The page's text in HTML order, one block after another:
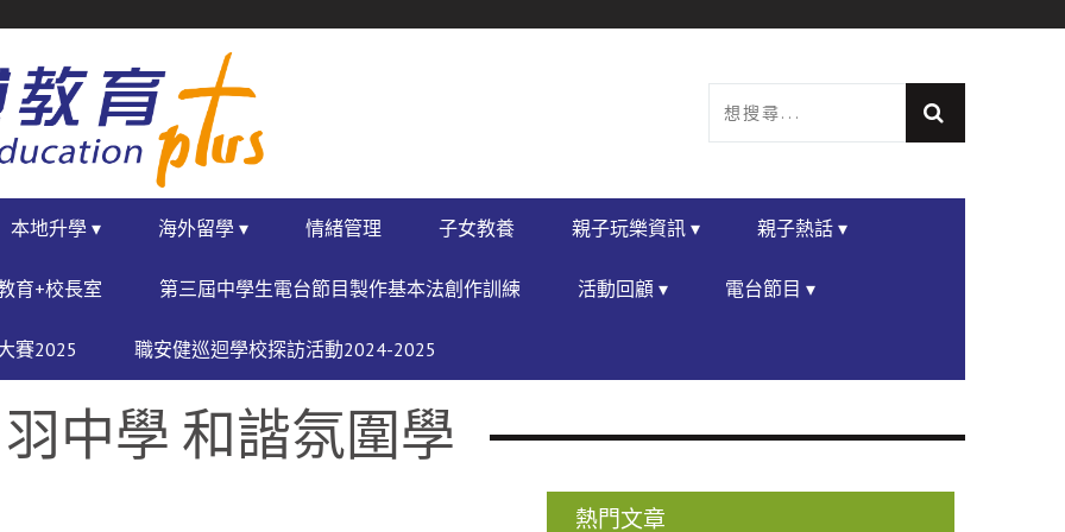
本地升學 ▾ 海外留學 ▾ 情緒管理 子女教養 親子玩樂資訊 ▾ 親子熱話 ▾
育+校長室 第三屆中學生電台節目製作基本法創作訓練 活動回顧 ▾ 電台節目 ▾
賽2025 職安健巡迴學校探訪活動2024-2025
中學 和諧氛圍學
熱門文章